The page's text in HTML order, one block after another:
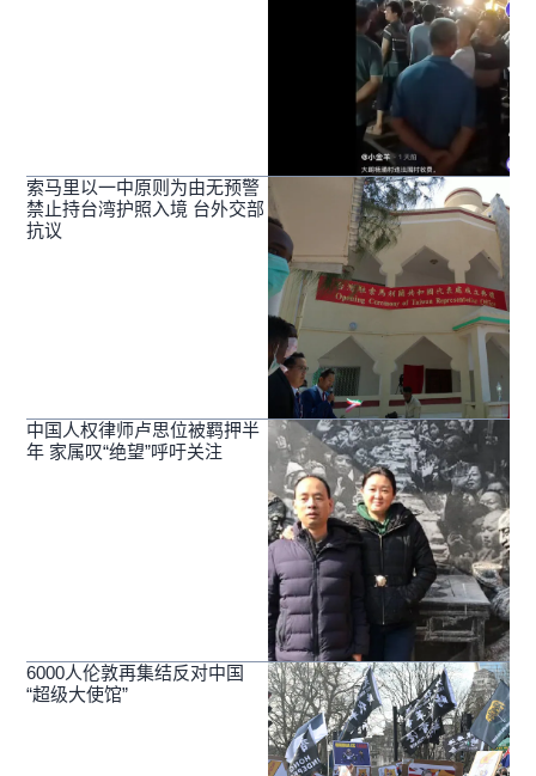
索马里以一中原则为由无预警
禁止持台湾护照入境 台外交部
抗议
中国人权律师卢思位被羁押半
年 家属叹“绝望”呼吁关注
6000人伦敦再集结反对中国
“超级大使馆”